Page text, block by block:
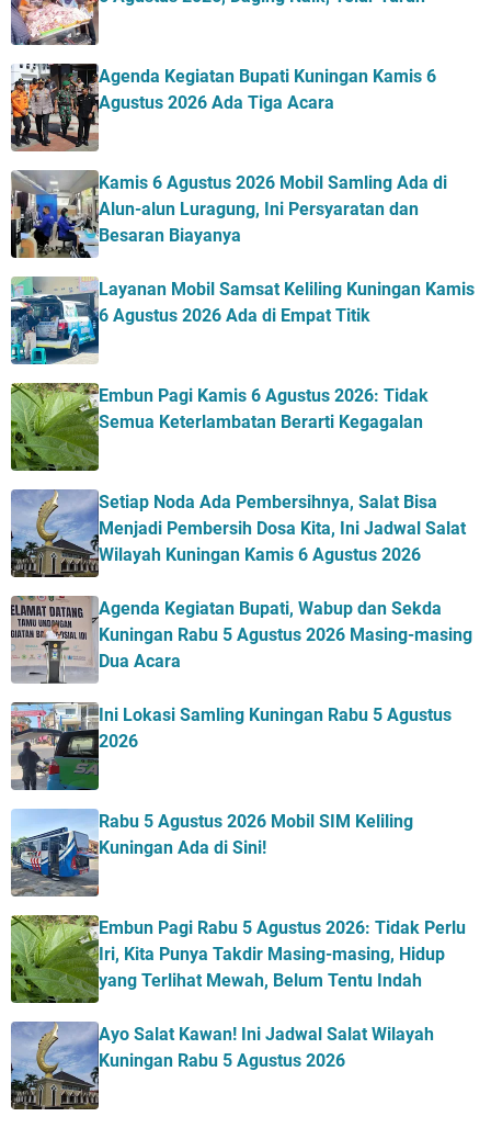
Agenda Kegiatan Bupati Kuningan Kamis 6
Agustus 2026 Ada Tiga Acara
Kamis 6 Agustus 2026 Mobil Samling Ada di
Alun-alun Luragung, Ini Persyaratan dan
Besaran Biayanya
Layanan Mobil Samsat Keliling Kuningan Kamis
6 Agustus 2026 Ada di Empat Titik
Embun Pagi Kamis 6 Agustus 2026: Tidak
Semua Keterlambatan Berarti Kegagalan
Setiap Noda Ada Pembersihnya, Salat Bisa
Menjadi Pembersih Dosa Kita, Ini Jadwal Salat
Wilayah Kuningan Kamis 6 Agustus 2026
Agenda Kegiatan Bupati, Wabup dan Sekda
Kuningan Rabu 5 Agustus 2026 Masing-masing
Dua Acara
Ini Lokasi Samling Kuningan Rabu 5 Agustus
2026
Rabu 5 Agustus 2026 Mobil SIM Keliling
Kuningan Ada di Sini!
Embun Pagi Rabu 5 Agustus 2026: Tidak Perlu
Iri, Kita Punya Takdir Masing-masing, Hidup
yang Terlihat Mewah, Belum Tentu Indah
Ayo Salat Kawan! Ini Jadwal Salat Wilayah
Kuningan Rabu 5 Agustus 2026